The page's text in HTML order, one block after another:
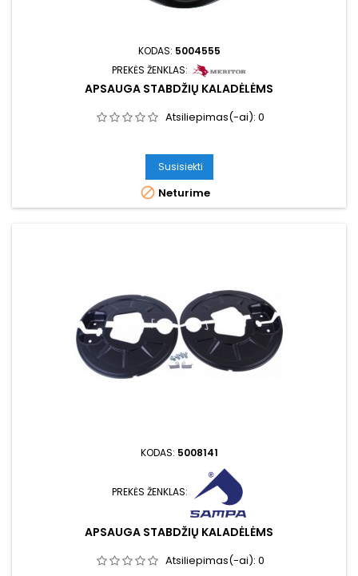
KODAS: 5004555
PREKĖS ŽENKLAS:
APSAUGA STABDŽIŲ KALADĖLĖMS
Atsiliepimas(-ai): 0
Susisiekti
 Neturime
KODAS: 5008141
PREKĖS ŽENKLAS:
APSAUGA STABDŽIŲ KALADĖLĖMS
Atsiliepimas(-ai): 0